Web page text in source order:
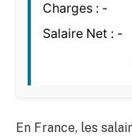
Charges : -
Salaire Net : -
En France, les